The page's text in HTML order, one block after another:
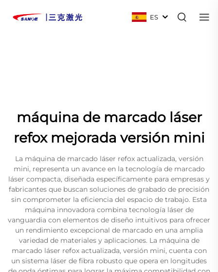
ES
máquina de marcado láser
refox mejorada versión mini
La máquina de marcado láser refox actualizada, versión
mini, representa un avance en la tecnología de marcado
láser compacta, diseñada específicamente para empresas y
fabricantes que buscan soluciones de grabado de precisión
sin comprometer la eficiencia del espacio de trabajo. Esta
máquina innovadora combina tecnología láser de
vanguardia con elementos de diseño intuitivos para ofrecer
un rendimiento excepcional de marcado en una amplia
variedad de materiales y aplicaciones. La máquina de
marcado láser refox actualizada, versión mini, cuenta con
un sistema láser de fibra robusto que opera en longitudes